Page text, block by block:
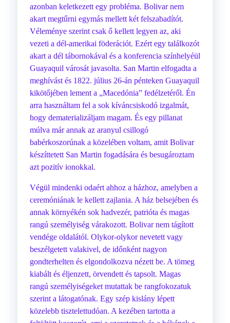
azonban keletkezett egy probléma. Bolivar nem
akart megtűrni egymás mellett két felszabadítót.
Véleménye szerint csak ő kellett legyen az, aki
vezeti a dél-amerikai föderációt. Ezért egy találkozót
akart a dél tábornokával és a konferencia színhelyéül
Guayaquil városát javasolta. San Martin elfogadta a
meghívást és 1822. július 26-án pénteken Guayaquil
kikötőjében lement a „Macedónia” fedélzetéről. Én
arra használtam fel a sok kíváncsiskodó izgalmát,
hogy dematerializáljam magam. És egy pillanat
múlva már annak az aranyul csillogó
babérkoszorúnak a közelében voltam, amit Bolivar
készíttetett San Martin fogadására és besugároztam
azt pozitív ionokkal.
Végül mindenki odaért ahhoz a házhoz, amelyben a
ceremóniának le kellett zajlania. A ház belsejében és
annak környékén sok hadvezér, patrióta és magas
rangú személyiség várakozott. Bolivar nem tágított
vendége oldalától. Olykor-olykor nevetett vagy
beszélgetett valakivel, de időnként nagyon
gondterhelten és elgondolkozva nézett be. A tömeg
kiabált és éljenzett, örvendett és tapsolt. Magas
rangú személyiségeket mutattak be rangfokozatuk
szerint a látogatónak. Egy szép kislány lépett
közelebb tisztelettudóan. A kezében tartotta a